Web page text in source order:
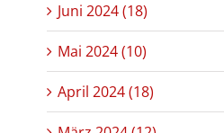
Juni 2024 (18)
Mai 2024 (10)
April 2024 (18)